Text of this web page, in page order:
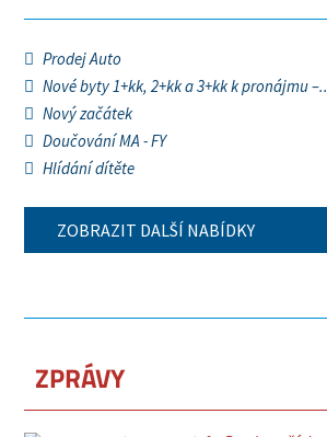
Prodej Auto
Nové byty 1+kk, 2+kk a 3+kk k pronájmu
Nový začátek
Doučování MA - FY
Hlídání dítěte
ZOBRAZIT DALŠÍ NABÍDKY
ZPRÁVY